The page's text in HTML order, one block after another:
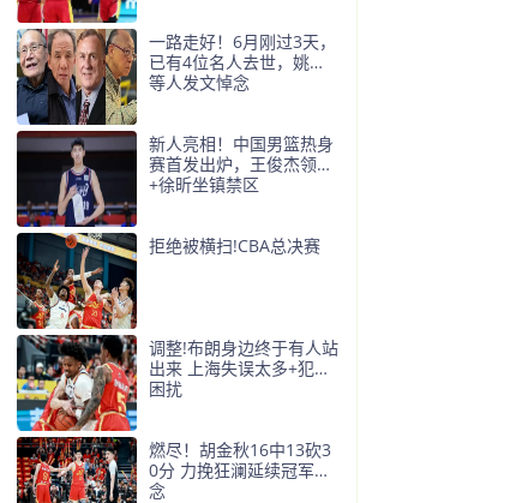
一路走好！6月刚过3天，
已有4位名人去世，姚明
等人发文悼念
新人亮相！中国男篮热身
赛首发出炉，王俊杰领衔
+徐昕坐镇禁区
拒绝被横扫!CBA总决赛
调整!布朗身边终于有人站
出来 上海失误太多+犯规
困扰
燃尽！胡金秋16中13砍3
0分 力挽狂澜延续冠军悬
念